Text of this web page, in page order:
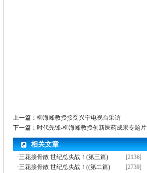
上一篇： 柳海峰教授接受兴宁电视台采访
下一篇： 时代先锋-柳海峰教授创新医药成果专题片
相关文章
[2136]
·三花接骨散 世纪总决战！(第三篇)
[2739]
·三花接骨散 世纪总决战！((第二篇)